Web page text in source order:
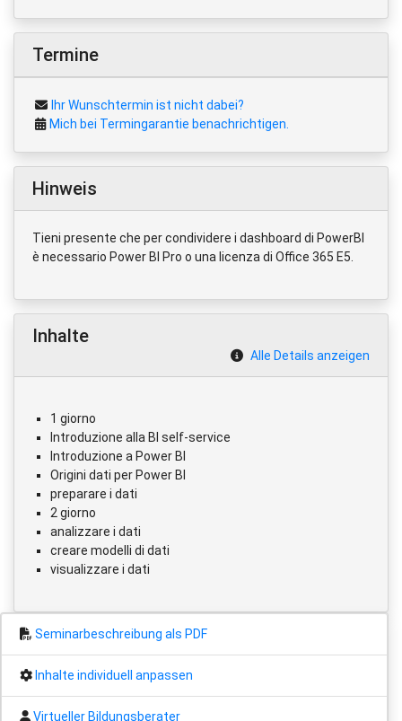
Termine
Ihr Wunschtermin ist nicht dabei?
Mich bei Termingarantie benachrichtigen.
Hinweis
Tieni presente che per condividere i dashboard di PowerBI
è necessario Power BI Pro o una licenza di Office 365 E5.
Inhalte
Alle Details anzeigen
1 giorno
Introduzione alla BI self-service
Introduzione a Power BI
Origini dati per Power BI
preparare i dati
2 giorno
analizzare i dati
creare modelli di dati
visualizzare i dati
Seminarbeschreibung als PDF
Inhalte individuell anpassen
Virtueller Bildungsberater